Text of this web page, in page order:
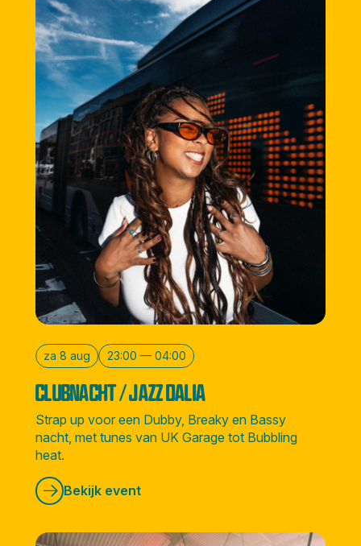
za 8 aug 23:00 — 04:00
CLUBNACHT / JAZZ DALIA
Strap up voor een Dubby, Breaky en Bassy
nacht, met tunes van UK Garage tot Bubbling
heat.
Bekijk event